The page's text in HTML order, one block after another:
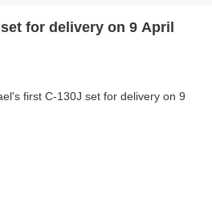
for delivery on 9 April